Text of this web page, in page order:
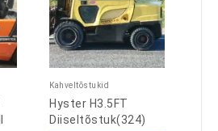
Kahveltõstukid
Hyster H3.5FT
Diiseltõstuk(324)